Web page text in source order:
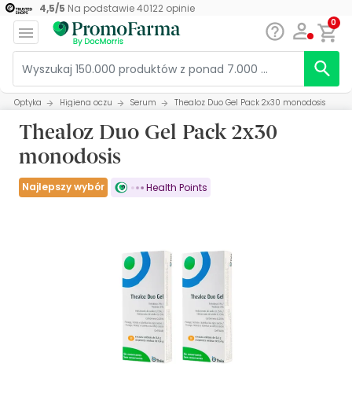
4,5/5 Na podstawie40122opinie
0
Optyka Higiena oczu Serum Thealoz Duo Gel Pack 2x30 monodosis
Thealoz Duo Gel Pack 2x30
monodosis
Najlepszy wybór Health Points